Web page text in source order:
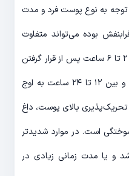
توجه به نوع پوست فرد و مدت
بوده می‌تواند متفاوت
باشد. این علائم به‌طور معمول بین ۲ تا ۶ ساعت پس از قرار گرفتن
در معرض آفتاب نمود پیدا می‌کنند و بین ۱۲ تا ۲۴ ساعت به اوج
بالای پوست، داغ
است. در موارد شدیدتر
و یا مدت زمانی زیادی در